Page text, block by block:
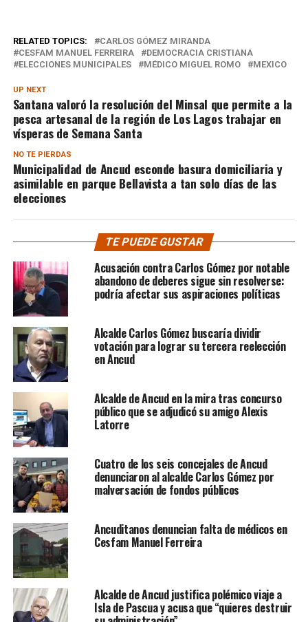
RELATED TOPICS:
CARLOS GÓMEZ MIRANDA
CESFAM MANUEL FERREIRA
DEMOCRACIA CRISTIANA
ELECCIONES MUNICIPALES
MÉDICO MIGUEL ROMO MEXICO
UP NEXT
Santana valoró la resolución del Minsal que permite a la
pesca artesanal de la región de Los Lagos trabajar en
vísperas de Semana Santa
NO TE PIERDAS
Municipalidad de Ancud esconde basura domiciliaria y
asimilable en parque Bellavista a tan solo días de las
elecciones
TE PUEDE GUSTAR
Acusación contra Carlos Gómez por notable
abandono de deberes sigue sin resolverse:
podría afectar sus aspiraciones políticas
Alcalde Carlos Gómez buscaría dividir
votación para lograr su tercera reelección
en Ancud
Alcalde de Ancud en la mira tras concurso
público que se adjudicó su amigo Alexis
Latorre
Cuatro de los seis concejales de Ancud
denunciaron al alcalde Carlos Gómez por
malversación de fondos públicos
Ancuditanos denuncian falta de médicos en
Cesfam Manuel Ferreira
Alcalde de Ancud justifica polémico viaje a
Isla de Pascua y acusa que “quieres destruir